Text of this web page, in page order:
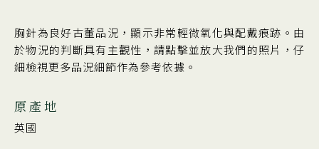
胸針為良好古董品況，顯示非常輕微氧化與配戴痕跡。由
於物況的判斷具有主觀性，請點擊並放大我們的照片，仔
細檢視更多品況細節作為參考依據。
原產地
英國